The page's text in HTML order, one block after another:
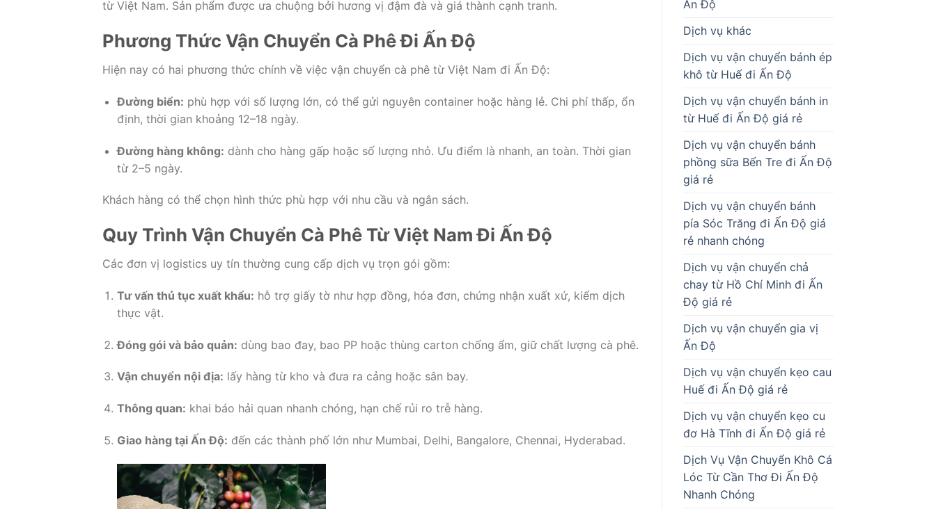
từ Việt Nam. Sản phẩm được ưa chuộng bởi hương vị đậm đà và giá thành cạnh tranh.
Phương Thức Vận Chuyển Cà Phê Đi Ấn Độ
Hiện nay có hai phương thức chính về việc vận chuyển cà phê từ Việt Nam đi Ấn Độ:
Đường biển: phù hợp với số lượng lớn, có thể gửi nguyên container hoặc hàng lẻ. Chi phí thấp, ổn
định, thời gian khoảng 12–18 ngày.
Đường hàng không: dành cho hàng gấp hoặc số lượng nhỏ. Ưu điểm là nhanh, an toàn. Thời gian
từ 2–5 ngày.
Khách hàng có thể chọn hình thức phù hợp với nhu cầu và ngân sách.
Quy Trình Vận Chuyển Cà Phê Từ Việt Nam Đi Ấn Độ
Các đơn vị logistics uy tín thường cung cấp dịch vụ trọn gói gồm:
Tư vấn thủ tục xuất khẩu: hỗ trợ giấy tờ như hợp đồng, hóa đơn, chứng nhận xuất xứ, kiểm dịch
thực vật.
Đóng gói và bảo quản: dùng bao đay, bao PP hoặc thùng carton chống ẩm, giữ chất lượng cà phê.
Vận chuyển nội địa: lấy hàng từ kho và đưa ra cảng hoặc sân bay.
Thông quan: khai báo hải quan nhanh chóng, hạn chế rủi ro trễ hàng.
Giao hàng tại Ấn Độ: đến các thành phố lớn như Mumbai, Delhi, Bangalore, Chennai, Hyderabad.
Ấn Độ
Dịch vụ khác
Dịch vụ vận chuyển bánh ép
khô từ Huế đi Ấn Độ
Dịch vụ vận chuyển bánh in
từ Huế đi Ấn Độ giá rẻ
Dịch vụ vận chuyển bánh
phồng sữa Bến Tre đi Ấn Độ
giá rẻ
Dịch vụ vận chuyển bánh
pía Sóc Trăng đi Ấn Độ giá
rẻ nhanh chóng
Dịch vụ vận chuyển chả
chay từ Hồ Chí Minh đi Ấn
Độ giá rẻ
Dịch vụ vận chuyển gia vị
Ấn Độ
Dịch vụ vận chuyển kẹo cau
Huế đi Ấn Độ giá rẻ
Dịch vụ vận chuyển kẹo cu
đơ Hà Tĩnh đi Ấn Độ giá rẻ
Dịch Vụ Vận Chuyển Khô Cá
Lóc Từ Cần Thơ Đi Ấn Độ
Nhanh Chóng